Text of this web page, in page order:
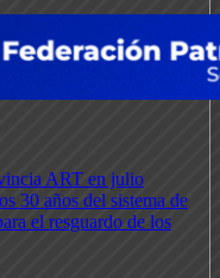
ART en julio
30 años del sistema de
el resguardo de los